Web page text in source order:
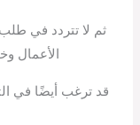
ثم لا تتردد في
الأعمال
قد ترغب أيضًا في